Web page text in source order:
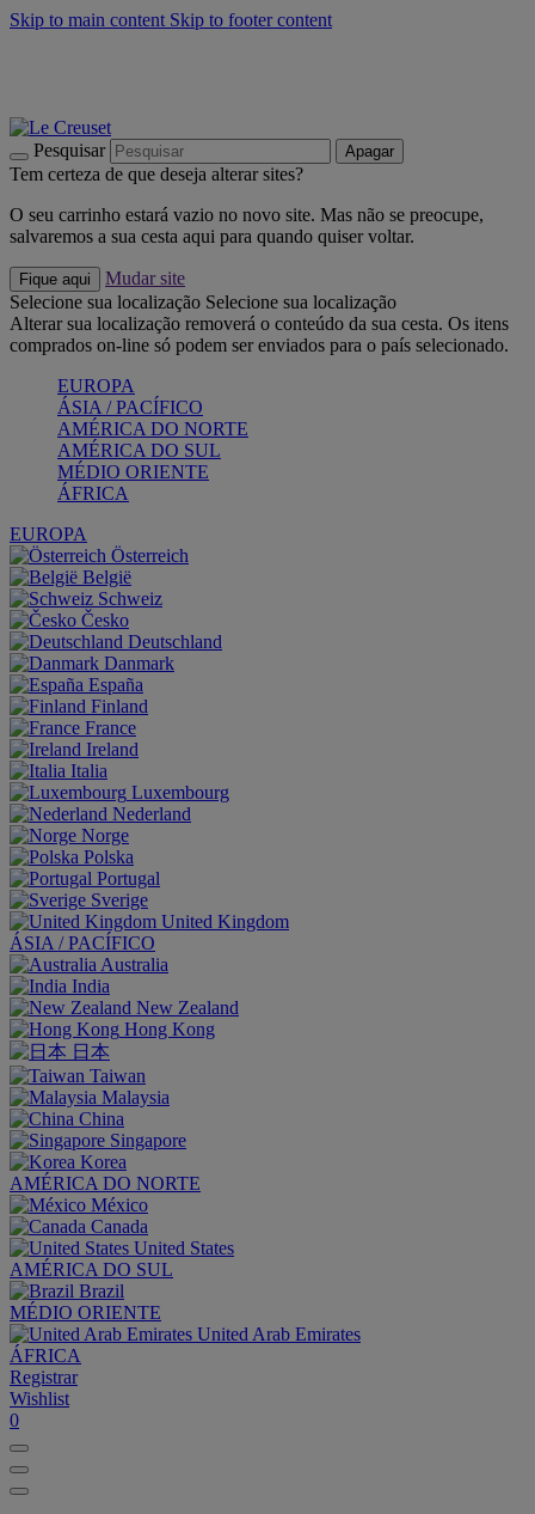
Skip to main content Skip to footer content
Pesquisar Apagar
Tem certeza de que deseja alterar sites?
O seu carrinho estará vazio no novo site. Mas não se preocupe,
salvaremos a sua cesta aqui para quando quiser voltar.
Fique aqui
Mudar site
Selecione sua localização Selecione sua localização
Alterar sua localização removerá o conteúdo da sua cesta. Os itens
comprados on-line só podem ser enviados para o país selecionado.
EUROPA
ÁSIA / PACÍFICO
AMÉRICA DO NORTE
AMÉRICA DO SUL
MÉDIO ORIENTE
ÁFRICA
EUROPA
Österreich
België
Schweiz
Česko
Deutschland
Danmark
España
Finland
France
Ireland
Italia
Luxembourg
Nederland
Norge
Polska
Portugal
Sverige
United Kingdom
ÁSIA / PACÍFICO
Australia
India
New Zealand
Hong Kong
日本
Taiwan
Malaysia
China
Singapore
Korea
AMÉRICA DO NORTE
México
Canada
United States
AMÉRICA DO SUL
Brazil
MÉDIO ORIENTE
United Arab Emirates
ÁFRICA
Registrar
Wishlist
0